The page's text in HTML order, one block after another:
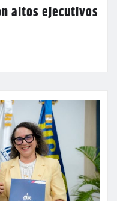
altos ejecutivos